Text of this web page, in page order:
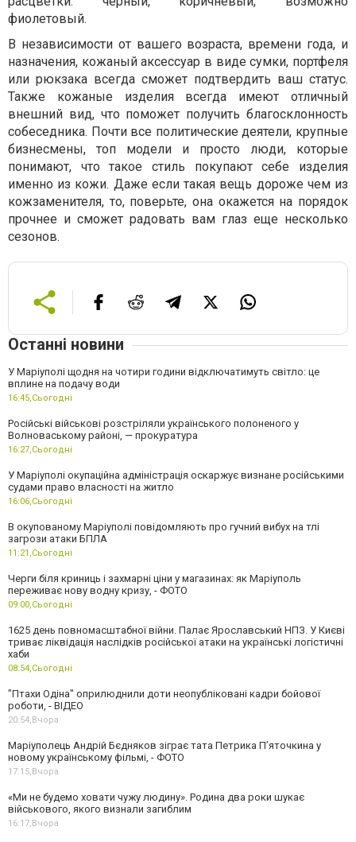
фиолетовый.
В независимости от вашего возраста, времени года, и
назначения, кожаный аксессуар в виде сумки, портфеля
или рюкзака всегда сможет подтвердить ваш статус.
Также кожаные изделия всегда имеют отличный
внешний вид, что поможет получить благосклонность
собеседника. Почти все политические деятели, крупные
бизнесмены, топ модели и просто люди, которые
понимают, что такое стиль покупают себе изделия
именно из кожи. Даже если такая вещь дороже чем из
кожзаменителя, то, поверьте, она окажется на порядок
прочнее и сможет радовать вам глаз еще несколько
сезонов.
Останні новини
У Маріуполі щодня на чотири години відключатимуть світло: це
вплине на подачу води
16:45,Сьогодні
Російські військові розстріляли українського полоненого у
Волноваському районі, — прокуратура
16:27,Сьогодні
У Маріуполі окупаційна адміністрація оскаржує визнане російськими
судами право власності на житло
16:06,Сьогодні
В окупованому Маріуполі повідомляють про гучний вибух на тлі
загрози атаки БПЛА
11:21,Сьогодні
Черги біля криниць і захмарні ціни у магазинах: як Маріуполь
переживає нову водну кризу, - ФОТО
09:00,Сьогодні
1625 день повномасштабної війни. Палає Ярославський НПЗ. У Києві
триває ліквідація наслідків російської атаки на українські логістичні
хаби
08:54,Сьогодні
"Птахи Одіна" оприлюднили доти неопубліковані кадри бойової
роботи, - ВІДЕО
20:54,Вчора
Маріуполець Андрій Бєдняков зіграє тата Петрика П’яточкина у
новому українському фільмі, - ФОТО
17:15,Вчора
«Ми не будемо ховати чужу людину». Родина два роки шукає
військового, якого визнали загиблим
16:17,Вчора